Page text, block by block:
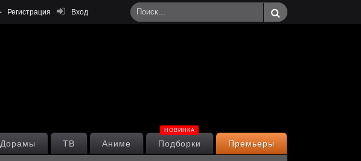
Вход
Регистрация
Премьеры
Подборки
НОВИНКА
Аниме
ТВ
Дорамы